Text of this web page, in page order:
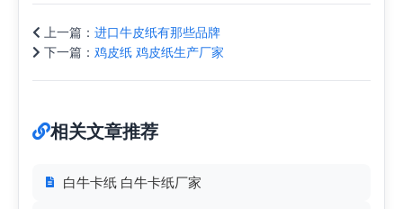
上一篇： 进口牛皮纸有那些品牌
下一篇： 鸡皮纸 鸡皮纸生产厂家
相关文章推荐
白牛卡纸 白牛卡纸厂家